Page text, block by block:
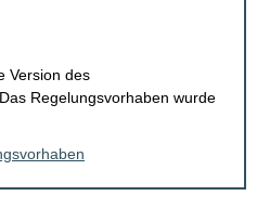
Version des
Regelungsvorhaben wurde